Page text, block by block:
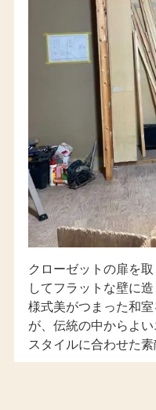
クローゼットの扉を
してフラットな壁に造
様式美がつまった和
が、伝統の中からよ
スタイルに合わせた